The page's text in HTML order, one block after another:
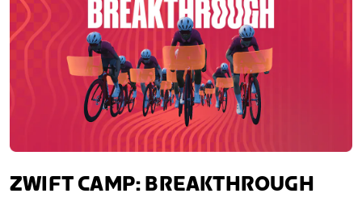
ZWIFT CAMP: BREAKTHROUGH